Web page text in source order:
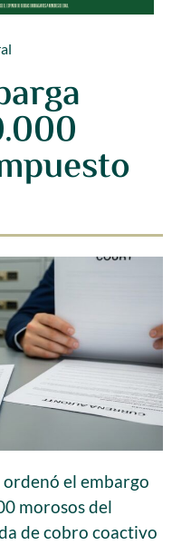
el embargo
morosos del
de cobro coactivo